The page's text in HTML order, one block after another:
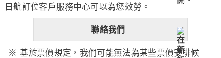
日航訂位客戶服務中心可以為您效勞。
聯絡我們
基於票價規定，我們可能無法為某些票價安排候